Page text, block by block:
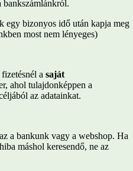
bankszámlánkról.
egy bizonyos idő után kapja meg
most nem lényeges)
a saját
ahol tulajdonképpen a
az adatainkat.
a bankunk vagy a webshop. Ha
máshol keresendő, ne az